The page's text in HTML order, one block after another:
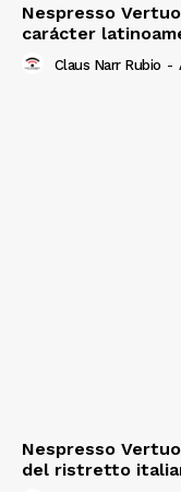
Nespresso
carácter
Claus Narr Rubio -
Nespresso
del ristretto